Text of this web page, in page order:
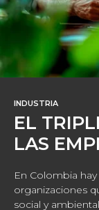
INDUSTRIA
EL
LAS
En Colombia hay
organizaciones
social y